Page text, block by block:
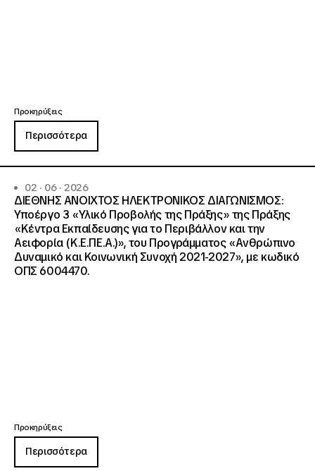
Προκηρύξεις
Περισσότερα
02 · 06 · 2026
ΔΙΕΘΝΗΣ ΑΝΟΙΧΤΟΣ ΗΛΕΚΤΡΟΝΙΚΟΣ ΔΙΑΓΩΝΙΣΜΟΣ:
Υποέργο 3 «Υλικό Προβολής της Πράξης» της Πράξης
«Κέντρα Εκπαίδευσης για το Περιβάλλον και την
Αειφορία (Κ.Ε.ΠΕ.Α.)», του Προγράμματος «Ανθρώπινο
Δυναμικό και Κοινωνική Συνοχή 2021-2027», με κωδικό
ΟΠΣ 6004470.
Προκηρύξεις
Περισσότερα